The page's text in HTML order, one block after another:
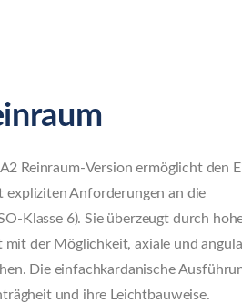
Reinraum-Version ermöglicht den
expliziten Anforderungen an die
Klasse 6). Sie überzeugt durch
mit der Möglichkeit, axiale und
Die einfachkardanische
und ihre Leichtbauweise.